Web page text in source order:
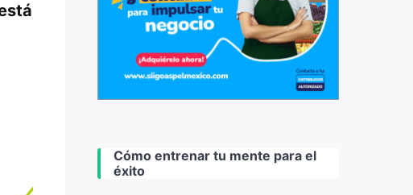
Cómo entrenar tu mente para el
éxito